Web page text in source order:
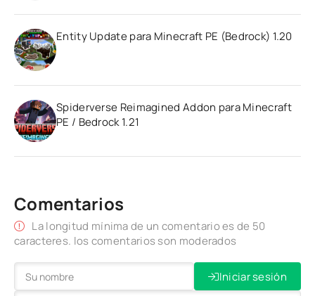
Entity Update para Minecraft PE (Bedrock) 1.20
Spiderverse Reimagined Addon para Minecraft
PE / Bedrock 1.21
Comentarios
La longitud mínima de un comentario es de 50
caracteres. los comentarios son moderados
Iniciar sesión